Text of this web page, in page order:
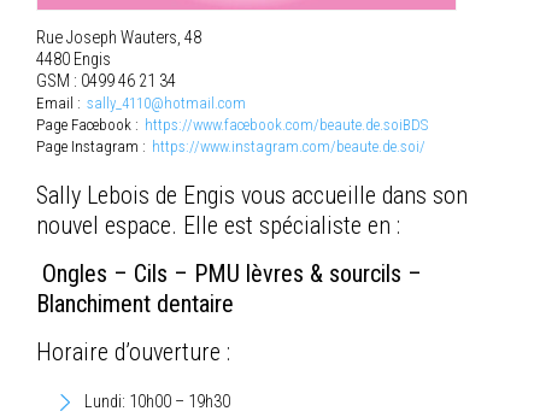
Rue Joseph Wauters, 48
4480 Engis
GSM : 0499 46 21 34
Email : sally_4110@hotmail.com
Page Facebook : https://www.facebook.com/beaute.de.soiBDS
Page Instagram : https://www.instagram.com/beaute.de.soi/
Sally Lebois de Engis vous accueille dans son
nouvel espace. Elle est spécialiste en :
Ongles – Cils – PMU lèvres & sourcils –
Blanchiment dentaire
Horaire d’ouverture :
Lundi: 10h00 – 19h30